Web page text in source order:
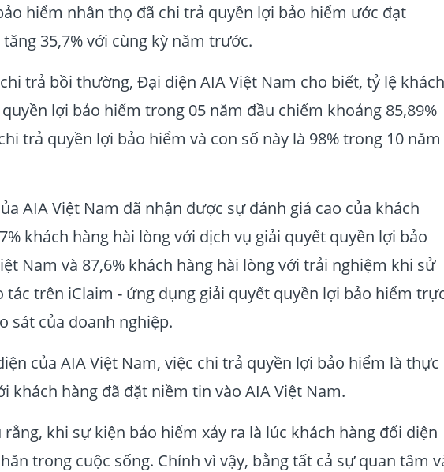
hiểm nhân thọ đã chi trả quyền lợi bảo hiểm ước đạt
35,7% với cùng kỳ năm trước.
trả bồi thường, Đại diện AIA Việt Nam cho biết, tỷ lệ khách
lợi bảo hiểm trong 05 năm đầu chiếm khoảng 85,89%
trả quyền lợi bảo hiểm và con số này là 98% trong 10 năm
AIA Việt Nam đã nhận được sự đánh giá cao của khách
khách hàng hài lòng với dịch vụ giải quyết quyền lợi bảo
Nam và 87,6% khách hàng hài lòng với trải nghiệm khi sử
tác trên iClaim - ứng dụng giải quyết quyền lợi bảo hiểm
sát của doanh nghiệp.
của AIA Việt Nam, việc chi trả quyền lợi bảo hiểm là thực
khách hàng đã đặt niềm tin vào AIA Việt Nam.
rằng, khi sự kiện bảo hiểm xảy ra là lúc khách hàng đối diện
trong cuộc sống. Chính vì vậy, bằng tất cả sự quan tâm